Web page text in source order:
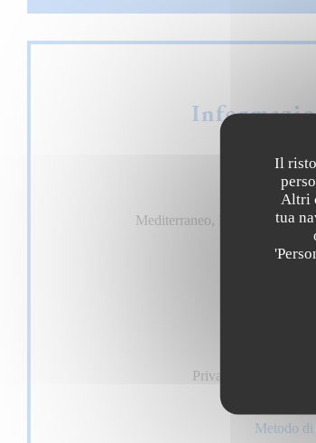
Il
Altri
tua
Mediterraneo, Fatto in casa,
Privatizzazione,
Metodo di